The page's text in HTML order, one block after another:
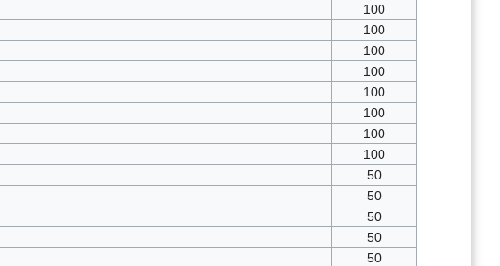
100
100
100
100
100
100
100
100
50
50
50
50
50